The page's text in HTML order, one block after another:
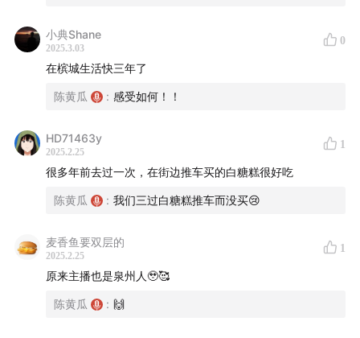
在“掺掺槟城”系列专题中，我们不提供“一刀切”、“必打
小典Shane
2025.3.03
0
在槟城生活快三年了
陈黄瓜 : 感受如何！！
HD71463y
2025.2.25
1
很多年前去过一次，在街边推车买的白糖糕很好吃
陈黄瓜 : 我们三过白糖糕推车而没买😢
麦香鱼要双层的
2025.2.25
1
原来主播也是泉州人🥹🥰
陈黄瓜 : 🙌